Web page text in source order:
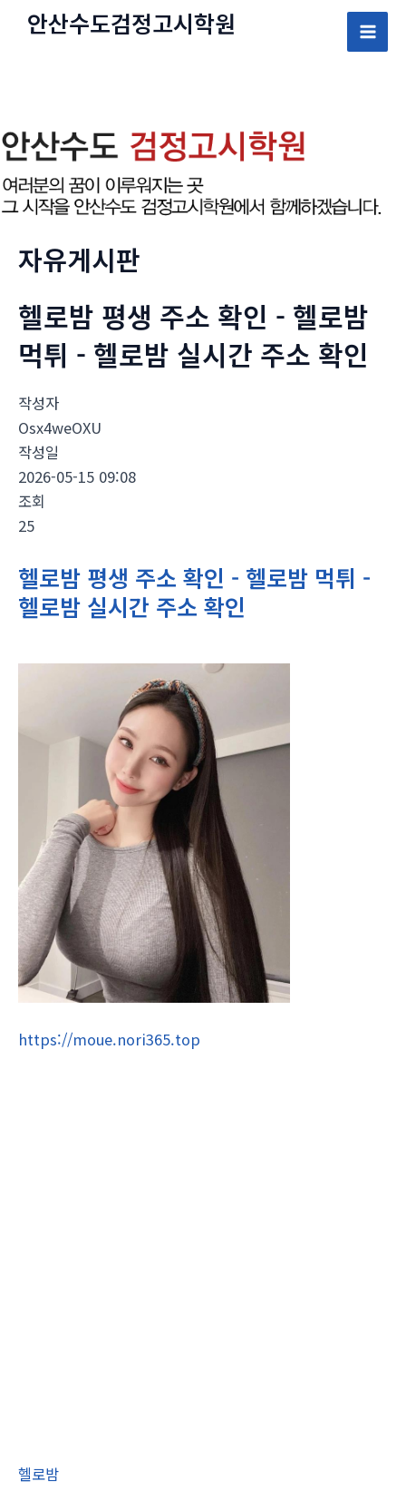
너
뛰
기
안산수도검정고시학원
Main
자유게시판
헬로밤 평생 주소 확인 - 헬로밤
먹튀 - 헬로밤 실시간 주소 확인
작성자
Osx4weOXU
작성일
2026-05-15 09:08
조회
25
헬로밤 평생 주소 확인 - 헬로밤 먹튀 -
헬로밤 실시간 주소 확인
https://moue.nori365.top
헬로밤